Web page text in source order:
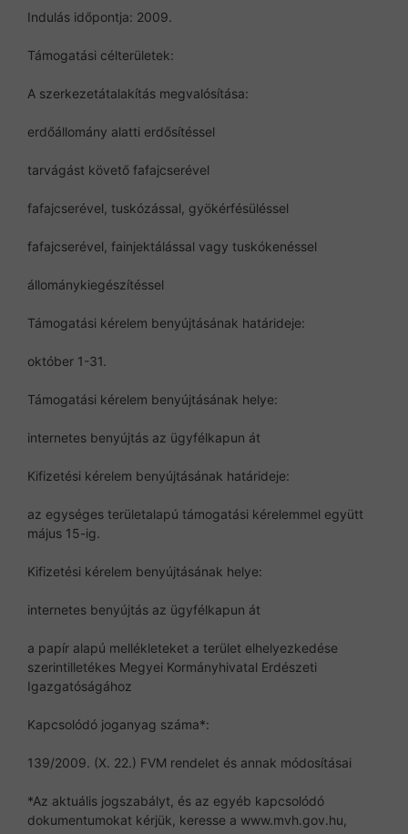
Indulás időpontja: 2009.
Támogatási célterületek:
A szerkezetátalakítás megvalósítása:
erdőállomány alatti erdősítéssel
tarvágást követő fafajcserével
fafajcserével, tuskózással, gyökérfésüléssel
fafajcserével, fainjektálással vagy tuskókenéssel
állománykiegészítéssel
Támogatási kérelem benyújtásának határideje:
október 1-31.
Támogatási kérelem benyújtásának helye:
internetes benyújtás az ügyfélkapun át
Kifizetési kérelem benyújtásának határideje:
az egységes területalapú támogatási kérelemmel együtt
május 15-ig.
Kifizetési kérelem benyújtásának helye:
internetes benyújtás az ügyfélkapun át
a papír alapú mellékleteket a terület elhelyezkedése
szerintilletékes Megyei Kormányhivatal Erdészeti
Igazgatóságához
Kapcsolódó joganyag száma*:
139/2009. (X. 22.) FVM rendelet és annak módosításai
*Az aktuális jogszabályt, és az egyéb kapcsolódó
dokumentumokat kérjük, keresse a www.mvh.gov.hu,